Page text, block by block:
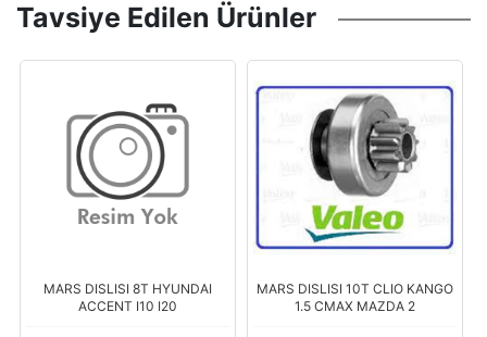
Tavsiye Edilen Ürünler
MARS DISLISI 10T CLIO KANGO
1.5 CMAX MAZDA 2
MARS DISLISI 9T RENAULT R9
R11 R19